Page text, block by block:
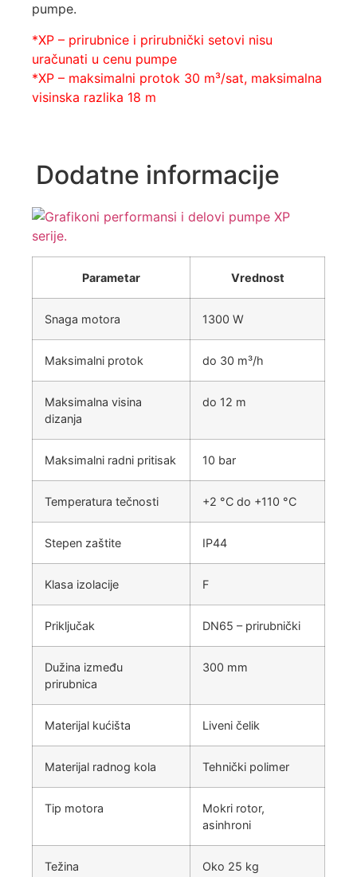
pumpe.
*XP – prirubnice i prirubnički setovi nisu
uračunati u cenu pumpe
*XP – maksimalni protok 30 m³/sat, maksimalna
visinska razlika 18 m
Dodatne informacije
Parametar Vrednost
Snaga motora 1300 W
Maksimalni protok do 30 m³/h
Maksimalna visina
dizanja
do 12 m
Maksimalni radni pritisak 10 bar
Temperatura tečnosti +2 °C do +110 °C
Stepen zaštite IP44
Klasa izolacije F
Priključak DN65 – prirubnički
Dužina između
prirubnica
300 mm
Materijal kućišta Liveni čelik
Materijal radnog kola Tehnički polimer
Tip motora
Mokri rotor,
asinhroni
Težina Oko 25 kg